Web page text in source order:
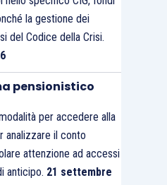
la gestione dei
del Codice della Crisi.
pensionistico
per accedere alla
analizzare il conto
attenzione ad accessi
anticipo. 21 settembre